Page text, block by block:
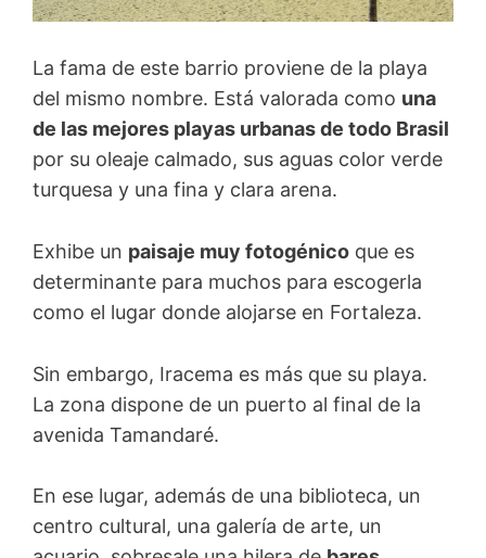
La fama de este barrio proviene de la playa
del mismo nombre. Está valorada como una
de las mejores playas urbanas de todo Brasil
por su oleaje calmado, sus aguas color verde
turquesa y una fina y clara arena.
Exhibe un paisaje muy fotogénico que es
determinante para muchos para escogerla
como el lugar donde alojarse en Fortaleza.
Sin embargo, Iracema es más que su playa.
La zona dispone de un puerto al final de la
avenida Tamandaré.
En ese lugar, además de una biblioteca, un
centro cultural, una galería de arte, un